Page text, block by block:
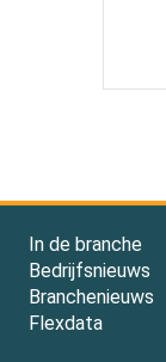
In de branche
Bedrijfsnieuws
Branchenieuws
Flexdata